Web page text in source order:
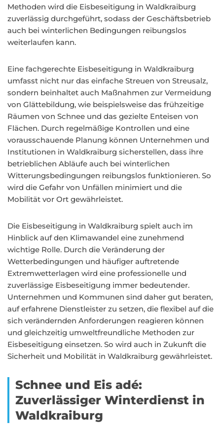
Methoden wird die Eisbeseitigung in Waldkraiburg
zuverlässig durchgeführt, sodass der Geschäftsbetrieb
auch bei winterlichen Bedingungen reibungslos
weiterlaufen kann.
Eine fachgerechte Eisbeseitigung in Waldkraiburg
umfasst nicht nur das einfache Streuen von Streusalz,
sondern beinhaltet auch Maßnahmen zur Vermeidung
von Glättebildung, wie beispielsweise das frühzeitige
Räumen von Schnee und das gezielte Enteisen von
Flächen. Durch regelmäßige Kontrollen und eine
vorausschauende Planung können Unternehmen und
Institutionen in Waldkraiburg sicherstellen, dass ihre
betrieblichen Abläufe auch bei winterlichen
Witterungsbedingungen reibungslos funktionieren. So
wird die Gefahr von Unfällen minimiert und die
Mobilität vor Ort gewährleistet.
Die Eisbeseitigung in Waldkraiburg spielt auch im
Hinblick auf den Klimawandel eine zunehmend
wichtige Rolle. Durch die Veränderung der
Wetterbedingungen und häufiger auftretende
Extremwetterlagen wird eine professionelle und
zuverlässige Eisbeseitigung immer bedeutender.
Unternehmen und Kommunen sind daher gut beraten,
auf erfahrene Dienstleister zu setzen, die flexibel auf die
sich verändernden Anforderungen reagieren können
und gleichzeitig umweltfreundliche Methoden zur
Eisbeseitigung einsetzen. So wird auch in Zukunft die
Sicherheit und Mobilität in Waldkraiburg gewährleistet.
Schnee und Eis adé:
Zuverlässiger Winterdienst in
Waldkraiburg